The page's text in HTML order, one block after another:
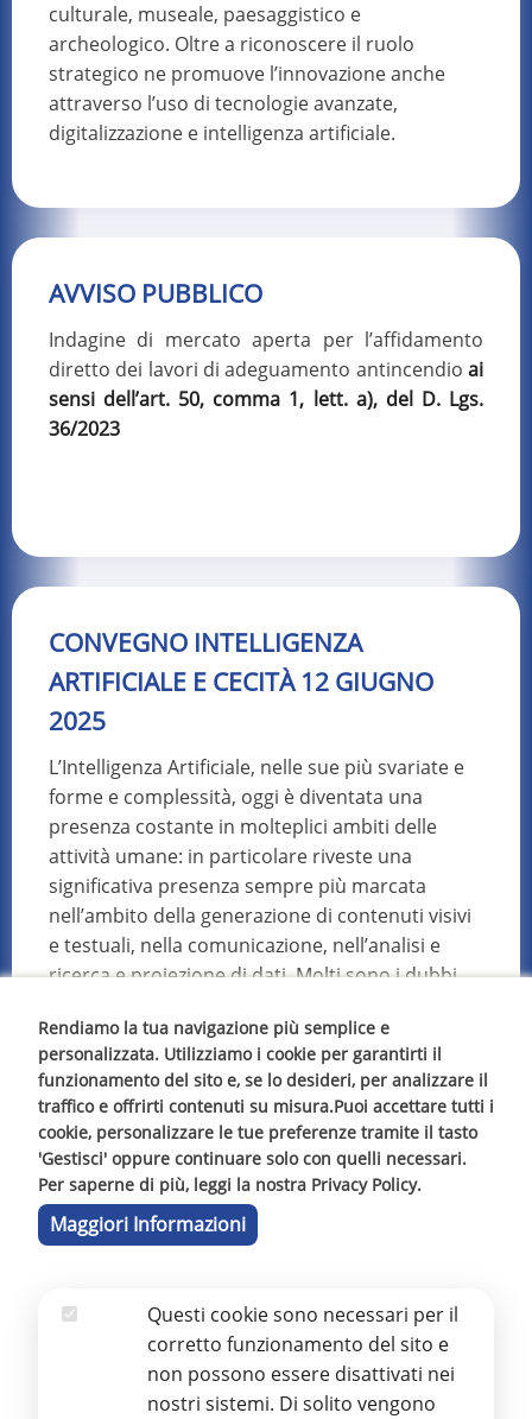
Rendiamo la tua navigazione più semplice e
personalizzata. Utilizziamo i cookie per garantirti il
funzionamento del sito e, se lo desideri, per analizzare il
traffico e offrirti contenuti su misura.Puoi accettare tutti i
cookie, personalizzare le tue preferenze tramite il tasto
'Gestisci' oppure continuare solo con quelli necessari.
Per saperne di più, leggi la nostra Privacy Policy.
Maggiori Informazioni
Questi cookie sono necessari per il
corretto funzionamento del sito e
non possono essere disattivati nei
nostri sistemi. Di solito vengono
culturale, museale, paesaggistico e
archeologico. Oltre a riconoscere il ruolo
strategico ne promuove l’innovazione anche
attraverso l’uso di tecnologie avanzate,
digitalizzazione e intelligenza artificiale.
AVVISO PUBBLICO
Indagine di mercato aperta per l’affidamento
diretto dei lavori di adeguamento antincendio ai
sensi dell’art. 50, comma 1, lett. a), del D. Lgs.
36/2023
CONVEGNO INTELLIGENZA
ARTIFICIALE E CECITÀ 12 GIUGNO
2025
L’Intelligenza Artificiale, nelle sue più svariate e
forme e complessità, oggi è diventata una
presenza costante in molteplici ambiti delle
attività umane: in particolare riveste una
significativa presenza sempre più marcata
nell’ambito della generazione di contenuti visivi
e testuali, nella comunicazione, nell’analisi e
ricerca e proiezione di dati. Molti sono i dubbi
indiscriminato, come ad esempio per la
generazione di fake news, ma moltissime sono
anche le opportunità che possono derivare da
un suo corretto utilizzo.
DELL’ASSESSORE REGIONALE
ALL’ISTRUZIONE ON. MIMMO
TURANO